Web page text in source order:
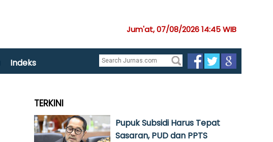
Jum'at, 07/08/2026 14:45 WIB
Indeks
TERKINI
Pupuk Subsidi Harus Tepat
Sasaran, PUD dan PPTS